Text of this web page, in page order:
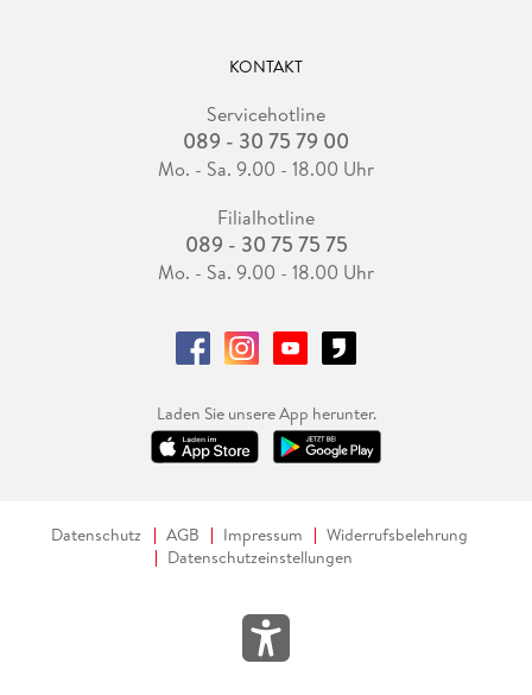
KONTAKT
Servicehotline
089 - 30 75 79 00
Mo. - Sa. 9.00 - 18.00 Uhr
Filialhotline
089 - 30 75 75 75
Mo. - Sa. 9.00 - 18.00 Uhr
Laden Sie unsere App herunter.
Datenschutz AGB Impressum
Widerrufsbelehrung
Datenschutzeinstellungen